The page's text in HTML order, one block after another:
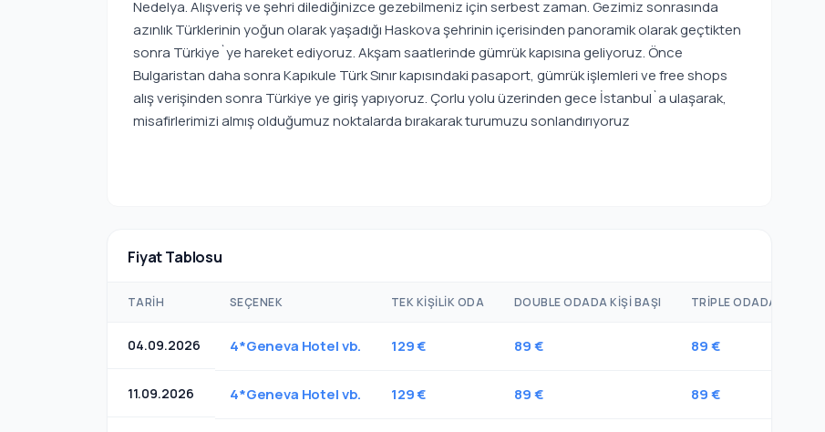
Nedelya. Alışveriş ve şehri dilediğinizce gezebilmeniz için serbest zaman. Gezimiz sonrasında
azınlık Türklerinin yoğun olarak yaşadığı Haskova şehrinin içerisinden panoramik olarak geçtikten
sonra Türkiye`ye hareket ediyoruz. Akşam saatlerinde gümrük kapısına geliyoruz. Önce
Bulgaristan daha sonra Kapıkule Türk Sınır kapısındaki pasaport, gümrük işlemleri ve free shops
alış verişinden sonra Türkiye ye giriş yapıyoruz. Çorlu yolu üzerinden gece İstanbul`a ulaşarak,
misafirlerimizi almış olduğumuz noktalarda bırakarak turumuzu sonlandırıyoruz
Fiyat Tablosu
TARIH SEÇENEK TEK KIŞILIK ODA DOUBLE ODADA KIŞI BAŞI TRIPLE ODADA KIŞI BAŞI
04.09.2026 4*Geneva Hotel vb. 129 € 89 € 89 €
11.09.2026 4*Geneva Hotel vb. 129 € 89 € 89 €